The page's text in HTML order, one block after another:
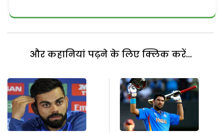
और कहानियां पढ़ने के लिए क्लिक करें...